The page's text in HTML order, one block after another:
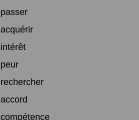
passer
acquérir
intérêt
peur
rechercher
accord
compétence